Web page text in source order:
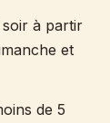
à partir
et
de 5